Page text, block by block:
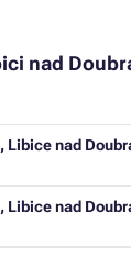
nad
Libice nad
Libice nad